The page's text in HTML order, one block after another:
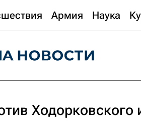
Армия Наука
Ходорковского